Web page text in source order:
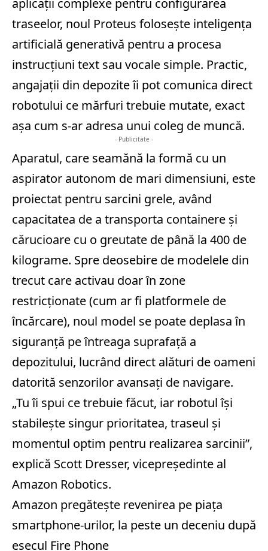
traseelor, noul Proteus folosește inteligența
artificială generativă pentru a procesa
instrucțiuni text sau vocale simple. Practic,
angajații din depozite îi pot comunica direct
robotului ce mărfuri trebuie mutate, exact
așa cum s-ar adresa unui coleg de muncă.
- Publicitate -
Aparatul, care seamănă la formă cu un
aspirator autonom de mari dimensiuni, este
proiectat pentru sarcini grele, având
capacitatea de a transporta containere și
cărucioare cu o greutate de până la 400 de
kilograme. Spre deosebire de modelele din
trecut care activau doar în zone
restricționate (cum ar fi platformele de
încărcare), noul model se poate deplasa în
siguranță pe întreaga suprafață a
depozitului, lucrând direct alături de oameni
datorită senzorilor avansați de navigare.
„Tu îi spui ce trebuie făcut, iar robotul își
stabilește singur prioritatea, traseul și
momentul optim pentru realizarea sarcinii”,
explică Scott Dresser, vicepreședinte al
Amazon Robotics.
Amazon pregătește revenirea pe piața
smartphone-urilor, la peste un deceniu după
eșecul Fire Phone